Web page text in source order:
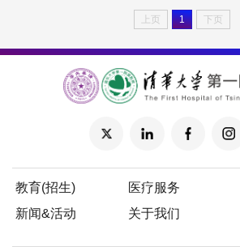
上页 1 下页
教育(招生) 医疗服务
新闻&活动
关于我们